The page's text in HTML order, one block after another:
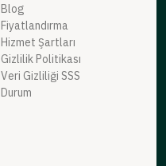
Blog
Fiyatlandırma
Hizmet Şartları
Gizlilik Politikası
Veri Gizliliği SSS
Durum